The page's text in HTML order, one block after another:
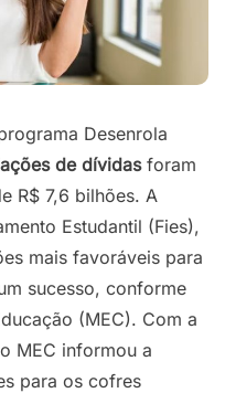
Desenrola
de dívidasforam
R$ 7,6 bilhões. A
Estudantil (Fies),
mais favoráveis para
sucesso, conforme
(MEC). Com a
MEC informou a
para os cofres